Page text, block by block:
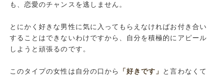
も、恋愛のチャンスを逃しません。
とにかく好きな男性に気に入ってもらえなければお付き合い
することはできないわけですから、自分を積極的にアピール
しようと頑張るのです。
このタイプの女性は自分の口から 「好きです」 と言わなくて